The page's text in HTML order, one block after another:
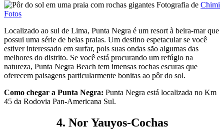
Fotografia de Chimi
Fotos
Localizado ao sul de Lima, Punta Negra é um resort à beira-mar que
possui uma série de belas praias. Um destino espetacular se você
estiver interessado em surfar, pois suas ondas são algumas das
melhores do distrito. Se você está procurando um refúgio na
natureza, Punta Negra Beach tem imensas rochas escuras que
oferecem paisagens particularmente bonitas ao pôr do sol.
Como chegar a Punta Negra: Punta Negra está localizada no Km
45 da Rodovia Pan-Americana Sul.
4. Nor Yauyos-Cochas